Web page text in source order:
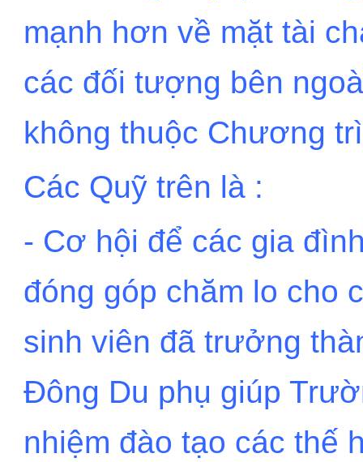
mạnh hơn về mặt tài
các đối tượng bên
không thuộc Chương
Các Quỹ trên là :
- Cơ hội để các gia
đóng góp chăm lo cho
sinh viên đã trưởng
Đông Du phụ giúp
nhiệm đào tạo các thế